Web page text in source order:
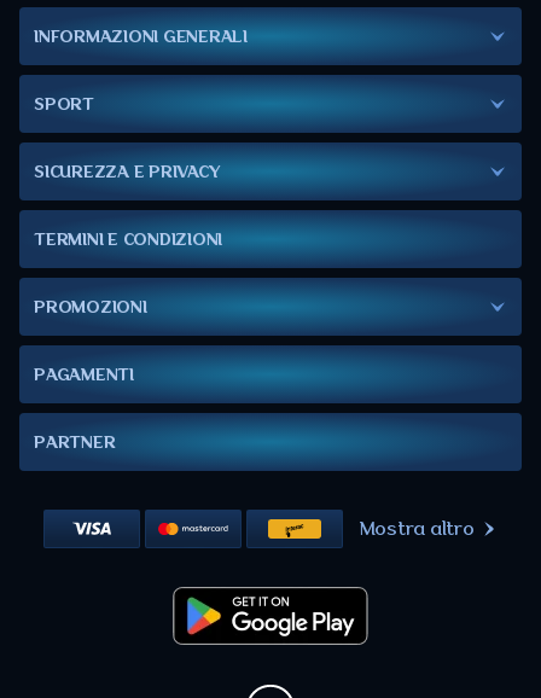
INFORMAZIONI GENERALI
SPORT
SICUREZZA E PRIVACY
TERMINI E CONDIZIONI
PROMOZIONI
PAGAMENTI
PARTNER
Mostra altro